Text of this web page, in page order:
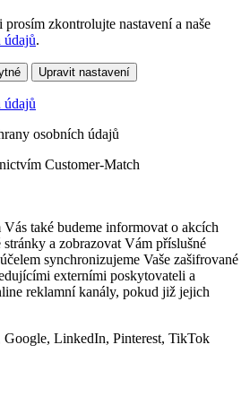
prosím zkontrolujte nastavení a naše
údajů.
Upravit nastavení
údajů
osobních údajů
Customer-Match
Vás také budeme informovat o akcích
a zobrazovat Vám příslušné
synchronizujeme Vaše zašifrované
externími poskytovateli a
reklamní kanály, pokud již jejich
LinkedIn, Pinterest, TikTok